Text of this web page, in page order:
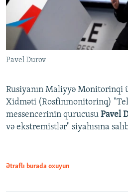
Pavel Durov
Rusiyanın Maliyyə Monitorinqi
Xidməti (Rosfinmonitorinq)
messencerinin qurucusu Pavel
və ekstremistlər" siyahısına
Ətraflı burada oxuyun